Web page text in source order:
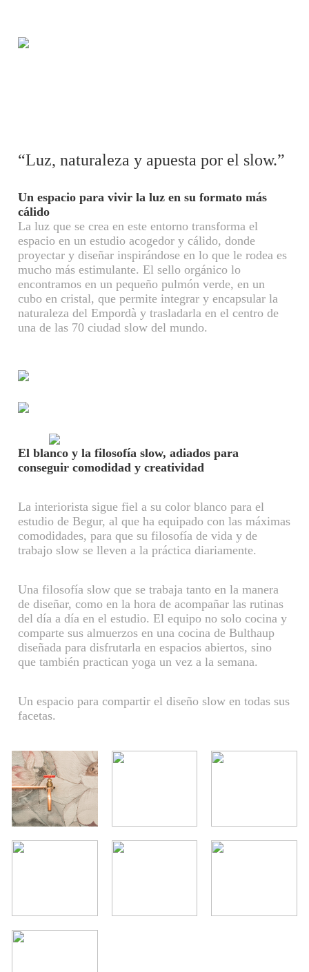
“Luz, naturaleza y apuesta por el slow.”
Un espacio para vivir la luz en su formato más
cálido
La luz que se crea en este entorno transforma el
espacio en un estudio acogedor y cálido, donde
proyectar y diseñar inspirándose en lo que le rodea es
mucho más estimulante. El sello orgánico lo
encontramos en un pequeño pulmón verde, en un
cubo en cristal, que permite integrar y encapsular la
naturaleza del Empordà y trasladarla en el centro de
una de las 70 ciudad slow del mundo.
El blanco y la filosofía slow, adiados para
conseguir comodidad y creatividad
La interiorista sigue fiel a su color blanco para el
estudio de Begur, al que ha equipado con las máximas
comodidades, para que su filosofía de vida y de
trabajo slow se lleven a la práctica diariamente.
Una filosofía slow que se trabaja tanto en la manera
de diseñar, como en la hora de acompañar las rutinas
del día a día en el estudio. El equipo no solo cocina y
comparte sus almuerzos en una cocina de Bulthaup
diseñada para disfrutarla en espacios abiertos, sino
que también practican yoga un vez a la semana.
Un espacio para compartir el diseño slow en todas sus
facetas.